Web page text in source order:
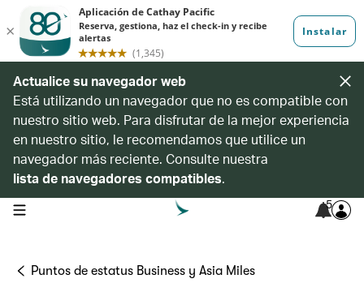
Actualice su navegador web
Está utilizando un navegador que no es compatible con
nuestro sitio web. Para disfrutar de la mejor experiencia
en nuestro sitio, le recomendamos que utilice un
navegador más reciente. Consulte nuestra
lista de navegadores compatibles.
open navigation menu 5
Puntos de estatus Business y Asia Miles